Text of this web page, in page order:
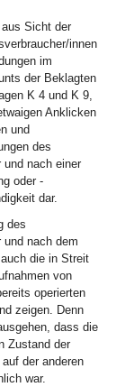
Sicht der
innen
im
der Beklagten
K 4 und K 9,
Anklicken
und
des
und nach einer
oder -
dar.
des
und nach dem
die in Streit
von
operierten
zeigen. Denn
dass die
Zustand der
der anderen
war.